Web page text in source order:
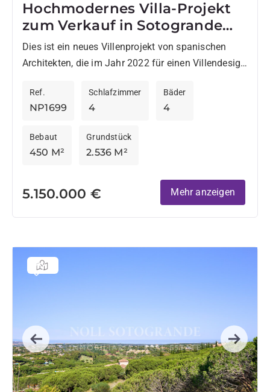
Hochmodernes Villa-Projekt
zum Verkauf in Sotogrande
Alto
Dies ist ein neues Villenprojekt von spanischen
Architekten, die im Jahr 2022 für einen Villendesign
an die natürliche Umgebung angepasst...
NP1699
Ref.
4
Schlafzimmer
4
Bäder
450 M²
Bebaut
2.536 M²
Grundstück
5.150.000 € Mehr anzeigen
Previous Next